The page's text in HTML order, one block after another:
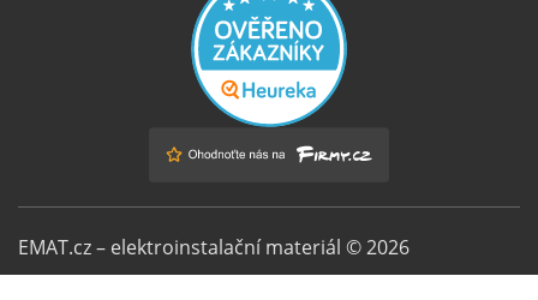
EMAT.cz – elektroinstalační materiál © 2026